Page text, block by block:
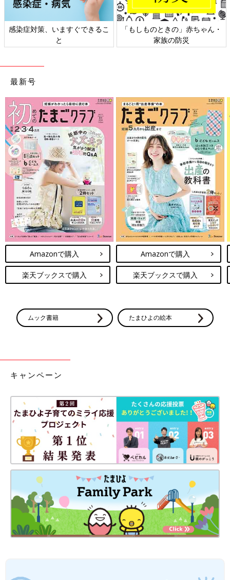
ほぺちゃんに対しても口を開けばかわいいかわいい、どうしてそ
んなにかわいいの？ と、全力で親バカをやっております。
そんな、毎日飽きるほどかわいいねと聞かされてきたほぺちゃ
最初こそただのオウム返しだったと思うのですが、近頃は自発的
な「かかいーねー」が飛び出すように。
どうやら褒め言葉のようだということはわかってきたみたいで
す。
〜自分がかわいいってことわかってる〜
〜すごい〜
〜天才〜
特にキャラクターのぼうしをかぶってニコニコしながら「にあう
ねぇ」と言う姿…あまりのかわいさに悶絶。
この自己肯定感の高さはママ譲りだね、とパパからのお墨付きも
いただきました（？）
それでも、この子が育つ環境は承認と愛であたたかく満たせれば
と思うのです。
今のところほぺちゃんは私にも「かかいーね」「にあうね」と言
言葉の意味がわかっても言ってくれるかな。だといいな（笑）。
それでは、お読みいただきありがとうございました！
よろしければまた次回お会いしましょう〜！
Instagram
@hopechimo
前の話
次の話
感染症対策、いますぐできるこ
と
「もしものときの」赤ちゃん・
家族の防災
最新号
Amazonで購入
楽天ブックスで購入
Amazonで購入
楽天ブックスで購入
ムック書籍 たまひよの絵本
キャンペーン